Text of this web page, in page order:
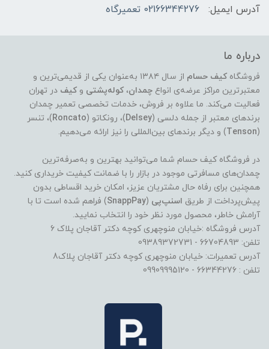
آدرس ایمیل:
02166344276 تعمیرگاه
درباره ما
فروشگاه کیف حسام
از سال ۱۳۸۴ به‌عنوان یکی از قدیمی‌ترین و
معتبرترین مراکز عرضه‌ی انواع چمدان، کوله‌پشتی و کیف در تهران
فعالیت می‌کند. ما علاوه بر فروش، خدمات تخصصی تعمیر چمدان
برندهای معتبر از جمله دلسی (Delsey)، رونکاتو (Roncato)، تنسر
(
Tenson) و دیگر برندهای بین‌المللی را نیز ارائه می‌دهیم.
در فروشگاه کیف حسام شما می‌توانید بهترین و به‌صرفه‌ترین
چمدان‌های مسافرتی موجود در بازار را با ضمانت کیفیت خریداری کنید.
همچنین برای رفاه حال مشتریان عزیز، امکان خرید اقساطی بدون
پیش‌پرداخت از طریق اسنپ‌پی (
SnappPay) فراهم شده است تا با
آرامش خاطر، محصول مورد نظر خود را انتخاب نمایید.
آدرس فروشگاه :خیابان منوچهری کوچه دکتر آقاجان پلاک 6
تلفن: 66704893 - 09389372731
آدرس تعمیرات: خیابان منوچهری کوچه دکتر آقاجان پلاک8
تلفن : 66344276 - 09909995120